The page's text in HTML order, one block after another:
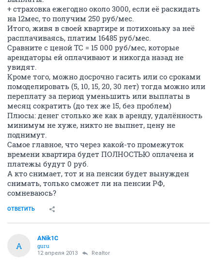
+ страховка ежегодно около 3000, если её раскидать
на 12мес, то получим 250 руб/мес.
Итого, живя в своей квартире и потихоньку за неё
расплачиваясь, платим 16485 руб/мес.
Сравните с ценой ТС = 15 000 руб/мес, которые
арендаторы ей оплачивают и никогда назад не
увидят.
Кроме того, можно досрочно гасить или со сроками
помоделировать (5, 10, 15, 20, 30 лет) тогда можно или
переплату за период уменьшить или выплаты в
месяц сократить (до тех же 15, без проблем)
Плюсы: денег столько же как в аренду, удалённость
минимум не хуже, никто не выпнет, цену не
поднимут.
Самое главное, что через какой-то промежуток
времени квартира будет ПОЛНОСТЬЮ оплачена и
платежы будут 0 руб.
А кто снимает, тот и на пенсии будет вынужден
снимать, только сможет ли на пенсии РФ,
сомневаюсь?
ОТВЕТИТЬ
A
ANik1C
guru
12 апреля 2013 Realtor